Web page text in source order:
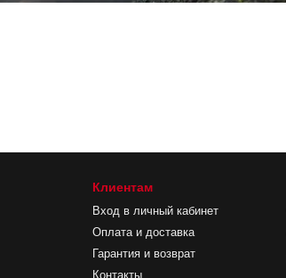
Клиентам
Вход в личный кабинет
Оплата и доставка
Гарантия и возврат
Контакты